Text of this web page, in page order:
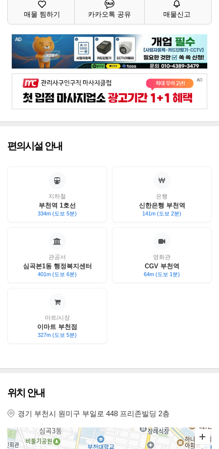
매물 찜하기 카카오톡 공유 매물신고
편의시설 안내
지하철
부천역 1호선
334m (도보 5분)
은행
신한은행 부천역
141m (도보 2분)
관공서
심곡본1동 행정복지센터
401m (도보 6분)
영화관
CGV 부천역
64m (도보 1분)
마트/시장
이마트 부천점
327m (도보 5분)
위치 안내
경기 부천시 원미구 부일로 448 프리존빌딩 2층